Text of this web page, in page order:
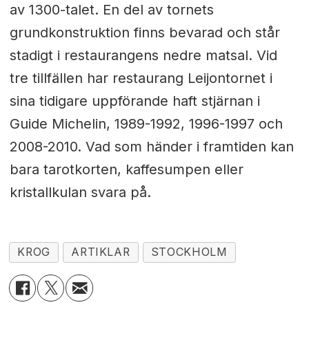
av 1300-talet. En del av tornets
grundkonstruktion finns bevarad och står
stadigt i restaurangens nedre matsal. Vid
tre tillfällen har restaurang Leijontornet i
sina tidigare uppförande haft stjärnan i
Guide Michelin, 1989-1992, 1996-1997 och
2008-2010. Vad som händer i framtiden kan
bara tarotkorten, kaffesumpen eller
kristallkulan svara på.
KROG ARTIKLAR STOCKHOLM